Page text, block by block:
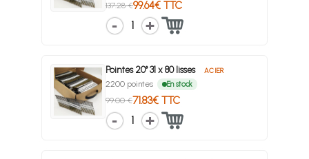
137.28 €99.64€ TTC
1
Pointes 20° 31 x 80 lisses ACIER
2200 pointes En stock
99.00 €71.83€ TTC
1